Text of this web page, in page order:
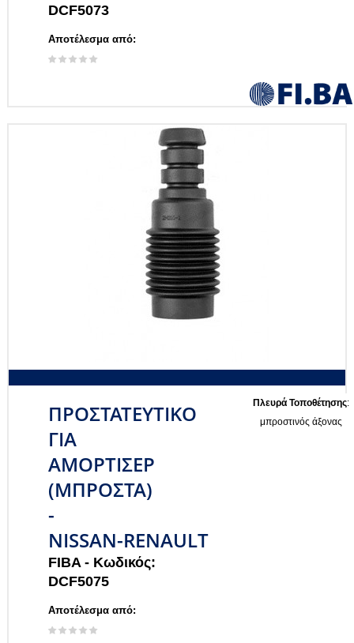
DCF5073
Αποτέλεσμα από:
ΠΡΟΣΤΑΤΕΥΤΙΚΟ
ΓΙΑ
ΑΜΟΡΤΙΣΕΡ
(ΜΠΡΟΣΤΑ)
-
NISSAN-RENAULT
FIBA - Κωδικός:
DCF5075
Αποτέλεσμα από:
Πλευρά Τοποθέτησης:
μπροστινός άξονας